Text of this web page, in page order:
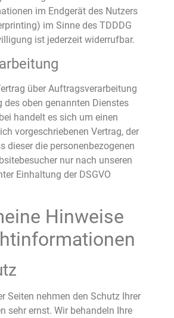
im Endgerät des Nutzers
im Sinne des TDDDG
ist jederzeit widerrufbar.
über Auftragsverarbeitung
des oben genannten Dienstes
handelt es sich um einen
vorgeschriebenen Vertrag, der
dieser die personenbezogenen
nur nach unseren
Einhaltung der DSGVO
Hinweise
Seiten nehmen den Schutz Ihrer
sehr ernst. Wir behandeln Ihre